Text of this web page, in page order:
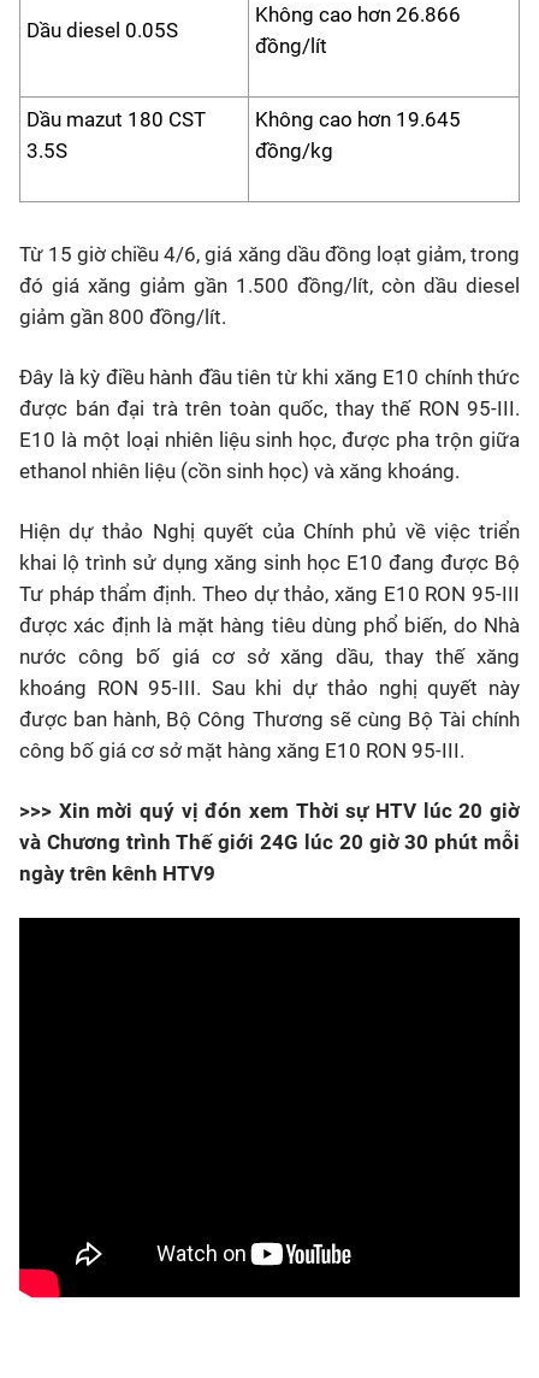
Dầu diesel 0.05S
Không cao hơn 26.866
đồng/lít
Dầu mazut 180 CST
3.5S
Không cao hơn 19.645
đồng/kg
Từ 15 giờ chiều 4/6, giá xăng dầu đồng loạt giảm, trong
đó giá xăng giảm gần 1.500 đồng/lít, còn dầu diesel
giảm gần 800 đồng/lít.
Đây là kỳ điều hành đầu tiên từ khi xăng E10 chính thức
được bán đại trà trên toàn quốc, thay thế RON 95-III.
E10 là một loại nhiên liệu sinh học, được pha trộn giữa
ethanol nhiên liệu (cồn sinh học) và xăng khoáng.
Hiện dự thảo Nghị quyết của Chính phủ về việc triển
khai lộ trình sử dụng xăng sinh học E10 đang được Bộ
Tư pháp thẩm định. Theo dự thảo, xăng E10 RON 95-III
được xác định là mặt hàng tiêu dùng phổ biến, do Nhà
nước công bố giá cơ sở xăng dầu, thay thế xăng
khoáng RON 95-III. Sau khi dự thảo nghị quyết này
được ban hành, Bộ Công Thương sẽ cùng Bộ Tài chính
công bố giá cơ sở mặt hàng xăng E10 RON 95-III.
>>> Xin mời quý vị đón xem Thời sự HTV lúc 20 giờ
và Chương trình Thế giới 24G lúc 20 giờ 30 phút mỗi
ngày trên kênh HTV9